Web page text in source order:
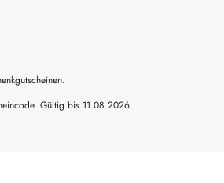
Gültig bis 11.08.2026.